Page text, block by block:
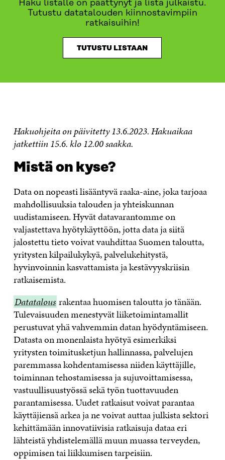
Haku listalle on päättynyt ja lista julkaistu.
Tutustu datatalouden kiinnostavimpiin
ratkaisuihin!
TUTUSTU LISTAAN
Hakuohjeita on päivitetty 13.6.2023. Hakuaikaa
jatkettiin 15.6. klo 12.00 saakka.
Mistä on kyse?
Data on nopeasti lisääntyvä raaka-aine, joka tarjoaa
mahdollisuuksia talouden ja yhteiskunnan
uudistamiseen. Hyvät datavarantomme on
valjastettava hyötykäyttöön, jotta data ja siitä
jalostettu tieto voivat vauhdittaa Suomen taloutta,
yritysten kilpailukykyä, palvelukehitystä,
hyvinvoinnin kasvattamista ja kestävyyskriisin
ratkaisemista.
Datatalous
Datatalous rakentaa huomisen taloutta jo tänään.
Tulevaisuuden menestyvät liiketoimintamallit
perustuvat yhä vahvemmin datan hyödyntämiseen.
Datasta on monenlaista hyötyä esimerkiksi
yritysten toimitusketjun hallinnassa, palvelujen
paremmassa kohdentamisessa niiden käyttäjille,
toiminnan tehostamisessa ja sujuvoittamisessa,
vastuullisuustyössä sekä työn tuottavuuden
parantamisessa. Uudet ratkaisut voivat parantaa
käyttäjiensä arkea ja ne voivat auttaa julkista sektori
kehittämään innovatiivisia ratkaisuja dataa eri
lähteistä yhdistelemällä muun muassa terveyden,
oppimisen tai liikkumisen tarpeisiin.